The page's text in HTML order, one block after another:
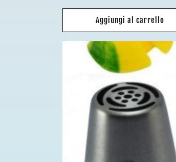
di
Aggiungi al carrello